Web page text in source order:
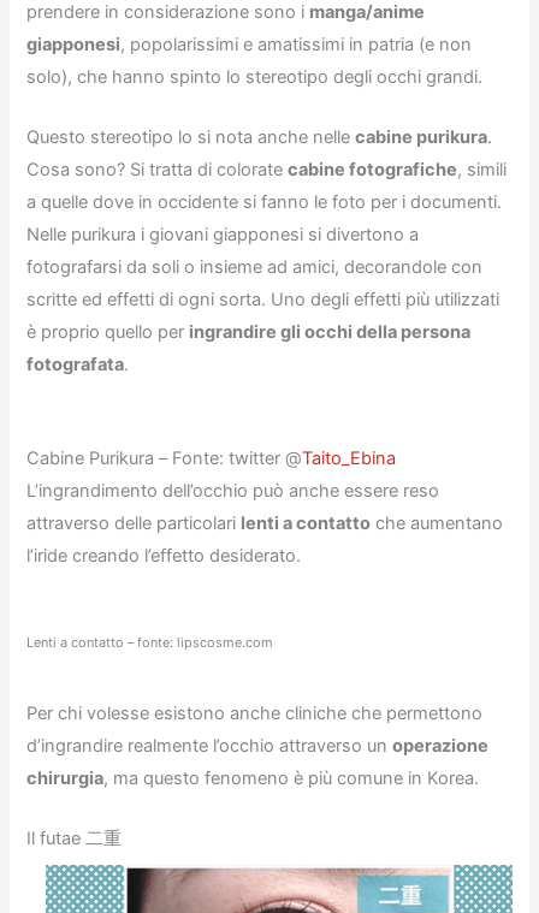
prendere in considerazione sono i manga/anime
giapponesi, popolarissimi e amatissimi in patria (e non
solo), che hanno spinto lo stereotipo degli occhi grandi.
Questo stereotipo lo si nota anche nellecabine purikura.
Cosa sono? Si tratta di coloratecabine fotografiche, simili
a quelle dove in occidente si fanno le foto per i documenti.
Nelle purikura i giovani giapponesi si divertono a
fotografarsi da soli o insieme ad amici, decorandole con
scritte ed effetti di ogni sorta. Uno degli effetti più utilizzati
è proprio quello per ingrandire gli occhi della persona
fotografata.
Cabine Purikura – Fonte: twitter @Taito_Ebina
L’ingrandimento dell’occhio può anche essere reso
attraverso delle particolari lenti a contatto che aumentano
l’iride creando l’effetto desiderato.
Lenti a contatto – fonte: lipscosme.com
Per chi volesse esistono anche cliniche che permettono
d’ingrandire realmente l’occhio attraverso unoperazione
chirurgia, ma questo fenomeno è più comune in Korea.
Il futae 二重